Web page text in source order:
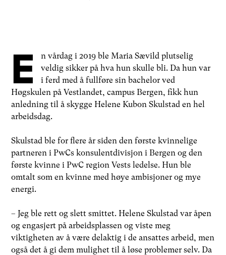
E
n vårdag i 2019 ble Maria Sævild plutselig
veldig sikker på hva hun skulle bli. Da hun var
i ferd med å fullføre sin bachelor ved
Høgskulen på Vestlandet, campus Bergen, fikk hun
anledning til å skygge Helene Kubon Skulstad en hel
arbeidsdag.
Skulstad ble for flere år siden den første kvinnelige
partneren i PwCs konsulentdivisjon i Bergen og den
første kvinne i PwC region Vests ledelse. Hun ble
omtalt som en kvinne med høye ambisjoner og mye
energi.
– Jeg ble rett og slett smittet. Helene Skulstad var åpen
og engasjert på arbeidsplassen og viste meg
viktigheten av å være delaktig i de ansattes arbeid, men
også det å gi dem mulighet til å løse problemer selv. Da